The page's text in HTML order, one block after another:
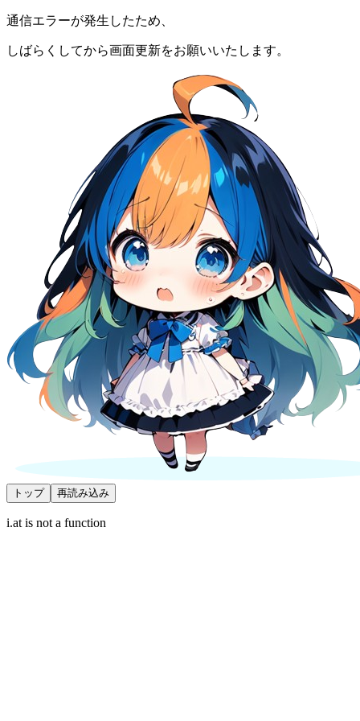
通信エラーが発生したため、
しばらくしてから画面更新をお願いいたします。
トップ 再読み込み
i.at is not a function